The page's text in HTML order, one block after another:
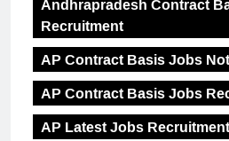
Recruitment
AP Contract Basis Jobs
AP Contract Basis Jobs
AP Latest Jobs Recruitment